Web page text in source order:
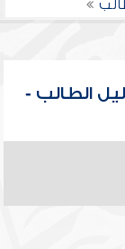
الطالب -